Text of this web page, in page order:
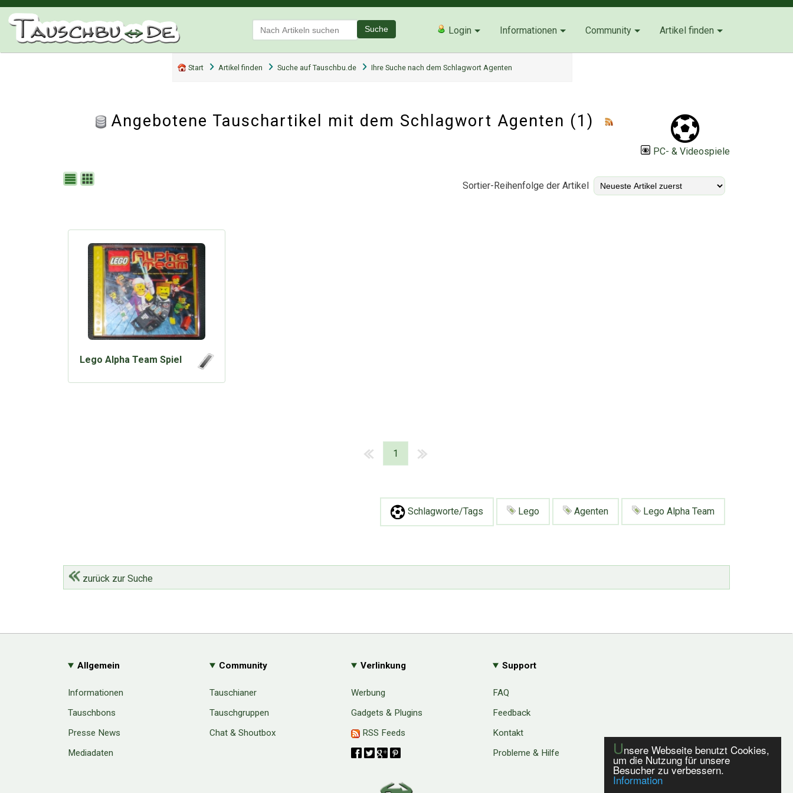
Unsere Webseite benutzt Cookies,
um die Nutzung für unsere
Besucher zu verbessern.
Information
Suche Login Informationen Community Artikel finden
Start Artikel finden Suche auf Tauschbu.de Ihre Suche nach dem Schlagwort Agenten
PC- & Videospiele
Angebotene Tauschartikel mit dem Schlagwort Agenten (1)
Sortier-Reihenfolge der Artikel
Lego Alpha Team Spiel
1
Schlagworte/Tags Lego Agenten Lego Alpha Team
zurück zur Suche
Allgemein
Informationen
Tauschbons
Presse News
Mediadaten
Community
Tauschianer
Tauschgruppen
Chat & Shoutbox
Verlinkung
Werbung
Gadgets & Plugins
RSS Feeds
Support
FAQ
Feedback
Kontakt
Probleme & Hilfe